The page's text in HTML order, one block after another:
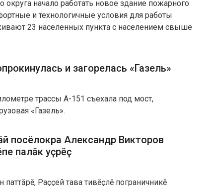
округа начало работать новое здание пожарного
и технологичные условия для работы
23 населенных пункта с населением свыше
и загорелась «Газель»
трассы А-151 съехала под мост,
«Газель».
посёлокра Александр Викторов
палӑк уҫрӗҫ
Раҫҫей тава тивӗҫлӗ пограничникӗ